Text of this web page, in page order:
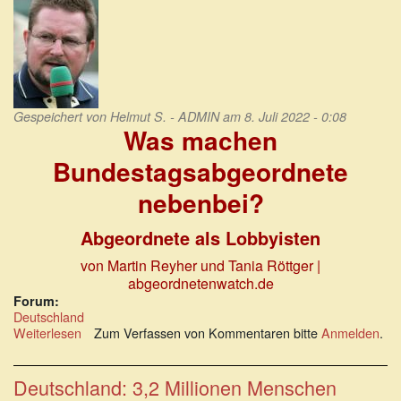
Gespeichert von Helmut S. - ADMINam 8. Juli 2022 - 0:08
Was machen
Bundestagsabgeordnete
nebenbei?
Abgeordnete als Lobbyisten
von Martin Reyher und Tania Röttger |
abgeordnetenwatch.de
Forum:
Deutschland
Weiterlesen über
machen
Bundestagsabgeordnete
nebenbei?
Zum Verfassen von Kommentaren bitteAnmelden.
Deutschland: 3,2 Millionen Menschen